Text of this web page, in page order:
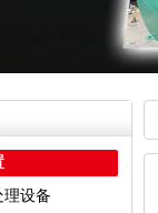
理设备